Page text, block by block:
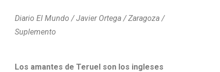
Diario El Mundo / Javier Ortega / Zaragoza /
Suplemento
Los amantes de Teruel son los ingleses